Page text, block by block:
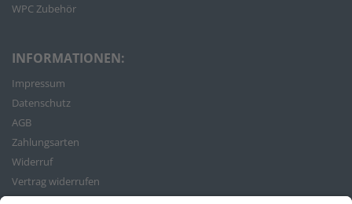
WPC Zubehör
INFORMATIONEN:
Impressum
Datenschutz
AGB
Zahlungsarten
Widerruf
Vertrag widerrufen
Bestellvorgang